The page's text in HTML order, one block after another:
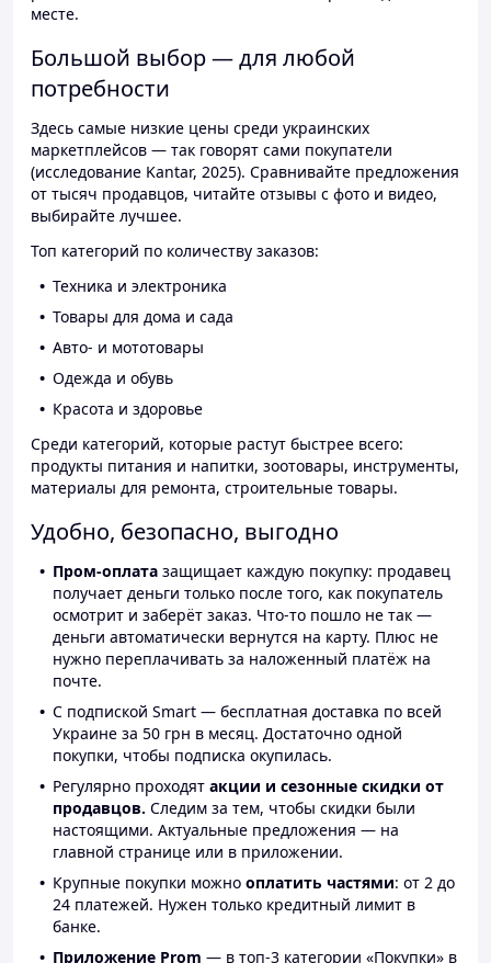
месте.
Большой выбор — для любой
потребности
Здесь самые низкие цены среди украинских
маркетплейсов — так говорят сами покупатели
(исследование Kantar, 2025). Сравнивайте предложения
от тысяч продавцов, читайте отзывы с фото и видео,
выбирайте лучшее.
Топ категорий по количеству заказов:
Техника и электроника
Товары для дома и сада
Авто- и мототовары
Одежда и обувь
Красота и здоровье
Среди категорий, которые растут быстрее всего:
продукты питания и напитки, зоотовары, инструменты,
материалы для ремонта, строительные товары.
Удобно, безопасно, выгодно
Пром-оплата защищает каждую покупку: продавец
получает деньги только после того, как покупатель
осмотрит и заберёт заказ. Что-то пошло не так —
деньги автоматически вернутся на карту. Плюс не
нужно переплачивать за наложенный платёж на
почте.
С подпиской Smart — бесплатная доставка по всей
Украине за 50 грн в месяц. Достаточно одной
покупки, чтобы подписка окупилась.
Регулярно проходят акции и сезонные скидки от
продавцов. Следим за тем, чтобы скидки были
настоящими. Актуальные предложения — на
главной странице или в приложении.
Крупные покупки можно оплатить частями: от 2 до
24 платежей. Нужен только кредитный лимит в
банке.
Приложение Prom — в топ-3 категории «Покупки» в